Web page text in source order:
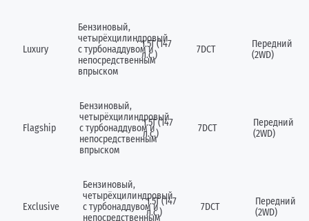
Luxury
Бензиновый,
четырёхцилиндровый
c турбонаддувом и
непосредственным
впрыском
1.5Т (147
л.с.)
7DCT
Передний
(2WD)
Flagship
Бензиновый,
четырёхцилиндровый
c турбонаддувом и
непосредственным
впрыском
1.5Т (147
л.с.)
7DCT
Передний
(2WD)
Exclusive
Бензиновый,
четырёхцилиндровый
c турбонаддувом и
непосредственным
1.5Т (147
л.с.)
7DCT
Передний
(2WD)